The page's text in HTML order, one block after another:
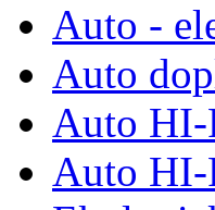
Auto -
Auto
Auto
Auto HI-